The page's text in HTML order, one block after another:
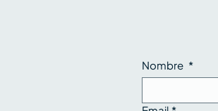
Nombre *